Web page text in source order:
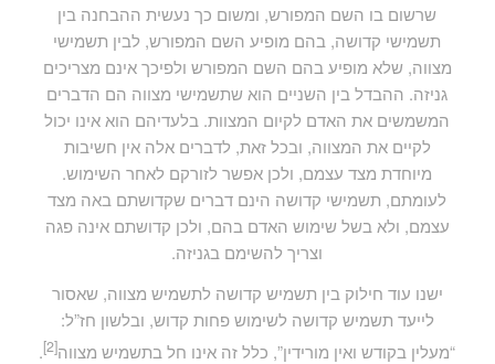
שרשום בו השם המפורש, ומשום כך נעשית ההבחנה בין
תשמישי קדושה, בהם מופיע השם המפורש, לבין תשמישי
מצווה, שלא מופיע בהם השם המפורש ולפיכך אינם מצריכים
גניזה. ההבדל בין השניים הוא שתשמישי מצווה הם הדברים
המשמשים את האדם לקיום המצוות. בלעדיהם הוא אינו יכול
לקיים את המצווה, ובכל זאת, לדברים אלה אין חשיבות
מיוחדת מצד עצמם, ולכן אפשר לזורקם לאחר השימוש.
לעומתם, תשמישי קדושה הינם דברים שקדושתם באה מצד
עצמם, ולא בשל שימוש האדם בהם, ולכן קדושתם אינה פגה
וצריך להשימם בגניזה.
ישנו עוד חילוק בין תשמיש קדושה לתשמיש מצווה, שאסור
לייעד תשמיש קדושה לשימוש פחות קדוש, ובלשון חז”ל:
“מעלין בקודש ואין מורידין”, כלל זה אינו חל בתשמיש מצווה[2]
.